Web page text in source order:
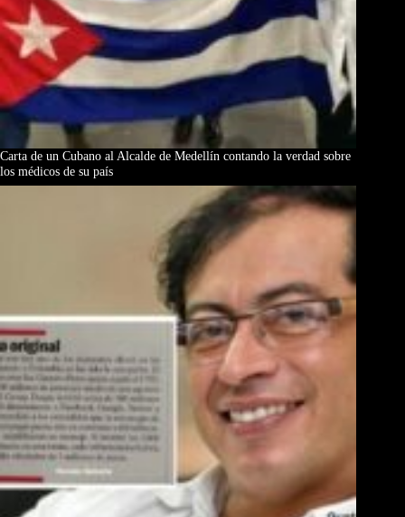
Carta de un Cubano al Alcalde de Medellín contando la verdad sobre
los médicos de su país